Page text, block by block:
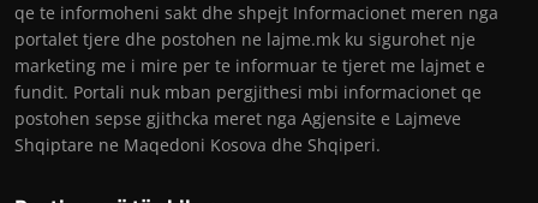
qe te informoheni sakt dhe shpejt Informacionet meren nga
portalet tjere dhe postohen ne lajme.mk ku sigurohet nje
marketing me i mire per te informuar te tjeret me lajmet e
fundit. Portali nuk mban pergjithesi mbi informacionet qe
postohen sepse gjithcka meret nga Agjensite e Lajmeve
Shqiptare ne Maqedoni Kosova dhe Shqiperi.